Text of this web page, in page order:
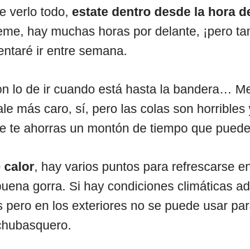
verlo todo, estate dentro desde la hora
hay muchas horas por delante, ¡pero
ir entre semana.
lo de ir cuando está hasta la bandera…
más caro, sí, pero las colas son
te ahorras un montón de tiempo que
calor, hay varios puntos para refrescarse
gorra. Si hay condiciones climáticas
pero en los exteriores no se puede usar